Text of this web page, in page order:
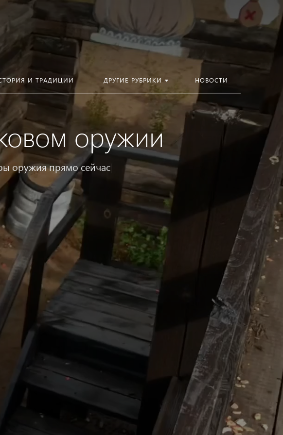
И ТРАДИЦИИ ДРУГИЕ РУБРИКИ НОВОСТИ
оружии
оружия прямо сейчас|